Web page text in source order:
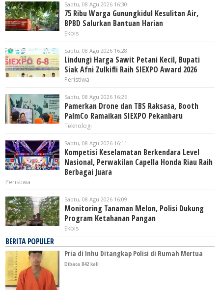
Sabtu, 08 Agu 2026 16:30
75 Ribu Warga Gunungkidul Kesulitan Air,
BPBD Salurkan Bantuan Harian
Ekbis
Sabtu, 08 Agu 2026 16:28
Lindungi Harga Sawit Petani Kecil, Bupati
Siak Afni Zulkifli Raih SIEXPO Award 2026
Peristiwa
Sabtu, 08 Agu 2026 16:26
Pamerkan Drone dan TBS Raksasa, Booth
PalmCo Ramaikan SIEXPO Pekanbaru
Teknologi
Sabtu, 08 Agu 2026 16:11
Kompetisi Keselamatan Berkendara Level
Nasional, Perwakilan Capella Honda Riau Raih
Berbagai Juara
Peristiwa
Sabtu, 08 Agu 2026 16:09
Monitoring Tanaman Melon, Polisi Dukung
Program Ketahanan Pangan
Ekbis
BERITA POPULER
Pria di Inhu Ditangkap Polisi di Rumah Mertua
Dibaca 842 kali